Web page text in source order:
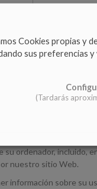
0
su ordenador, incluido,
nuestro sitio Web.
información sobre su
Cookies propias y
sus preferencias y
(Tardarás